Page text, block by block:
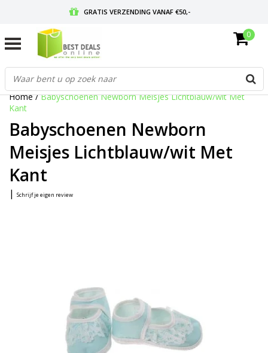
GRATIS VERZENDING VANAF €50,-
GRATIS RETOURNEREN EN 30 DAGEN BEDENKTIJD
0
Home/Babyschoenen Newborn Meisjes Lichtblauw/wit Met
Kant
Babyschoenen Newborn
Meisjes Lichtblauw/wit Met
Kant
| Schrijf je eigen review